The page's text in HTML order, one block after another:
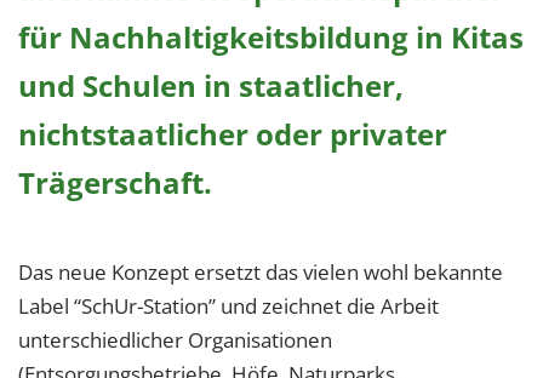
für Nachhaltigkeitsbildung in Kitas
und Schulen in staatlicher,
nichtstaatlicher oder privater
Trägerschaft.
Das neue Konzept ersetzt das vielen wohl bekannte
Label “SchUr-Station” und zeichnet die Arbeit
unterschiedlicher Organisationen
EXTERNE MEDIEN
Um Inhalte von Videoplattformen und Social Media
diesen externen Medien Cookies gesetzt.